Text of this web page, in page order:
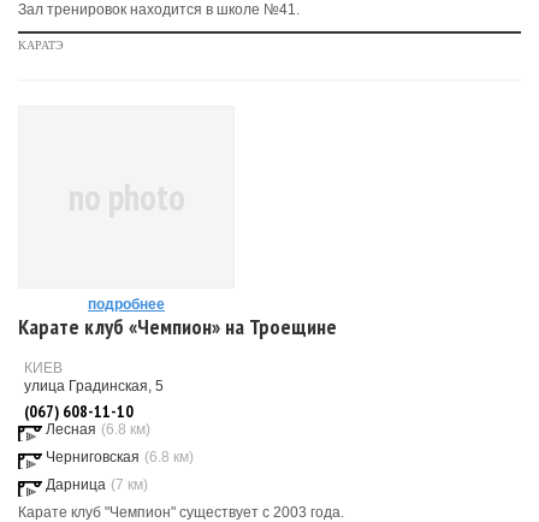
Зал тренировок находится в школе №41.
КАРАТЭ
no photo
подробнее
Карате клуб «Чемпион» на Троещине
КИЕВ
улица Градинская, 5
(067) 608-11-10
Лесная (6.8 км)
Черниговская (6.8 км)
Дарница (7 км)
Карате клуб "Чемпион" существует с 2003 года.